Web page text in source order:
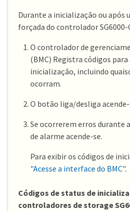
Durante a inicialização ou após
forçada do controlador
O controlador de
(BMC) Registra códigos para
inicialização, incluindo
ocorram.
O botão liga/desliga acende-
Se ocorrerem erros durante
de alarme acende-se.
Para exibir os códigos de
"Acesse a interface do BMC".
Códigos de status de
controladores de storage